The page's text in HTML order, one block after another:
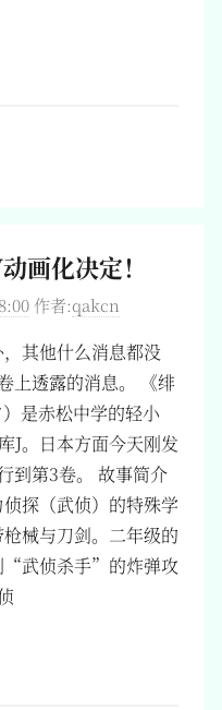
画化决定！
作者:qakcn
其他什么消息都没
上透露的消息。 《绯
是赤松中学的轻小
J。日本方面今天刚发
到第3卷。 故事简介
探（武侦）的特殊学
械与刀剑。二年级的
“武侦杀手”的炸弹攻